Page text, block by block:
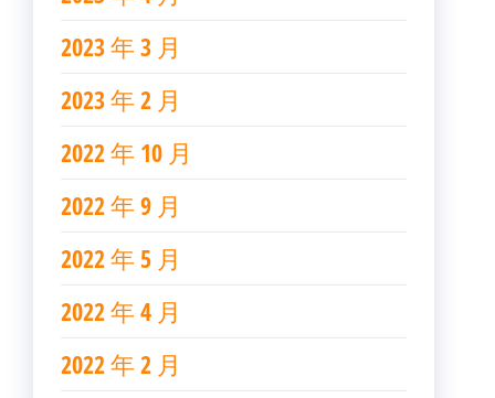
2023 年 3 月
2023 年 2 月
2022 年 10 月
2022 年 9 月
2022 年 5 月
2022 年 4 月
2022 年 2 月